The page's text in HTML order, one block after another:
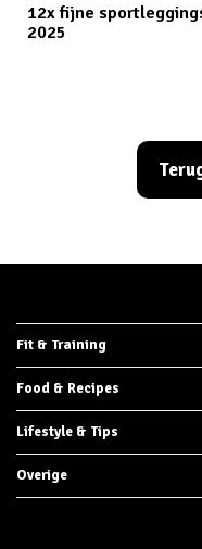
12x fijne
2025
Fit & Training
Food & Recipes
Lifestyle & Tips
Overige